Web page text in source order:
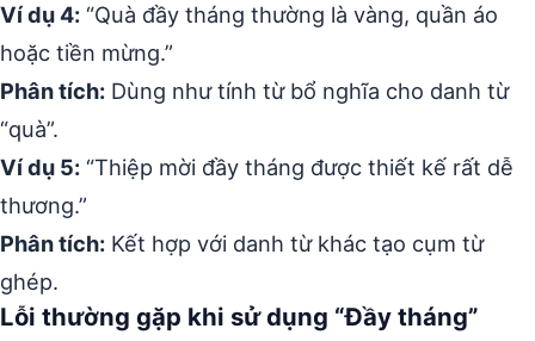
Ví dụ 4: “Quà đầy tháng thường là vàng, quần áo
hoặc tiền mừng.”
Phân tích: Dùng như tính từ bổ nghĩa cho danh từ
“quà”.
Ví dụ 5: “Thiệp mời đầy tháng được thiết kế rất dễ
thương.”
Phân tích: Kết hợp với danh từ khác tạo cụm từ
ghép.
Lỗi thường gặp khi sử dụng “Đầy tháng”